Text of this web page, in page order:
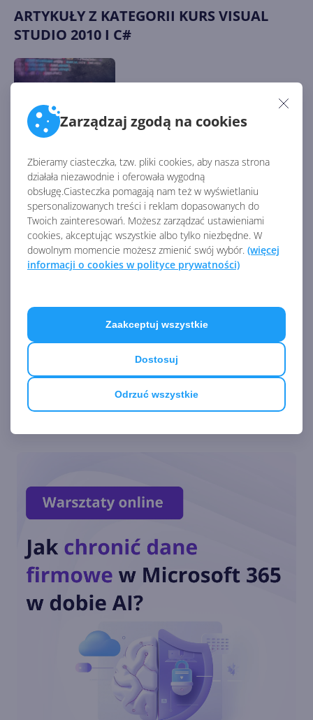
Zarządzaj zgodą na cookies
Zbieramy ciasteczka, tzw. pliki cookies, aby nasza strona
działała niezawodnie i oferowała wygodną
obsługę.Ciasteczka pomagają nam też w wyświetlaniu
spersonalizowanych treści i reklam dopasowanych do
Twoich zainteresowań. Możesz zarządzać ustawieniami
cookies, akceptując wszystkie albo tylko niezbędne. W
dowolnym momencie możesz zmienić swój wybór. (więcej
informacji o cookies w polityce prywatności)
Odrzuć wszystkie
Dostosuj
Zaakceptuj wszystkie
ARTYKUŁY Z KATEGORII KURS VISUAL
STUDIO 2010 I C#
20. Kompilacja i debugowanie
19. Zabezpieczamy program
18. Wydajny program dzięki
wątkom
w zasobach
14. Mój program i Internet